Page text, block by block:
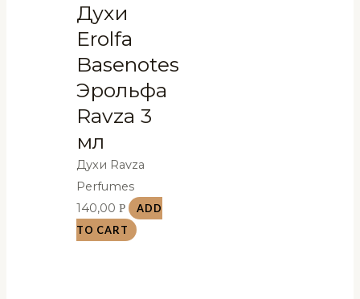
Духи
Erolfa
Basenotes
Эрольфа
Ravza 3
мл
Духи Ravza
Perfumes
140,00Р
ADD
TO CART